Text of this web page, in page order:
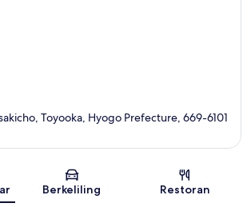
Peta
Toyooka, Hyogo Prefecture, 669-6101
Berkeliling Restoran